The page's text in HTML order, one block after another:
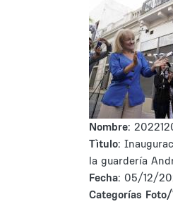
Nombre:
Tìtulo:
la guardería
Fecha: 05/12/
Categorías